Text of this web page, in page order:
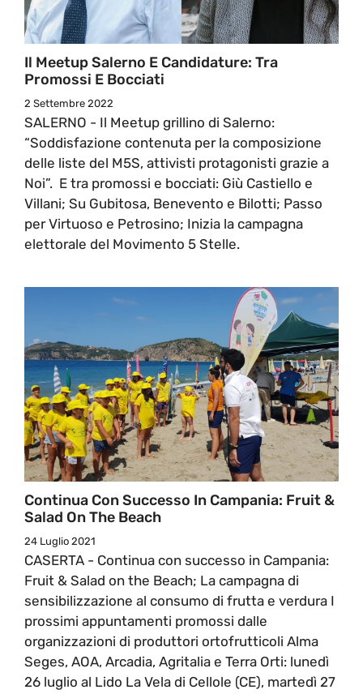
Il Meetup Salerno E Candidature: Tra
Promossi E Bocciati
2 Settembre 2022
SALERNO - Il Meetup grillino di Salerno:
“Soddisfazione contenuta per la composizione
delle liste del M5S, attivisti protagonisti grazie a
Noi”. E tra promossi e bocciati: Giù Castiello e
Villani; Su Gubitosa, Benevento e Bilotti; Passo
per Virtuoso e Petrosino; Inizia la campagna
elettorale del Movimento 5 Stelle.
Continua Con Successo In Campania: Fruit &
Salad On The Beach
24 Luglio 2021
CASERTA - Continua con successo in Campania:
Fruit & Salad on the Beach; La campagna di
sensibilizzazione al consumo di frutta e verdura I
prossimi appuntamenti promossi dalle
organizzazioni di produttori ortofrutticoli Alma
Seges, AOA, Arcadia, Agritalia e Terra Orti: lunedì
26 luglio al Lido La Vela di Cellole (CE), martedì 27